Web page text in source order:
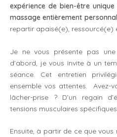
expérience de bien-être
massage entièrement
repartir apaisé(e), ressourcé(e)
Je ne vous présente pas
d’abord, je vous invite à un
séance. Cet entretien
ensemble vos attentes. Avez-
lâcher-prise ? D’un regain
tensions musculaires
Ensuite, à partir de ce que